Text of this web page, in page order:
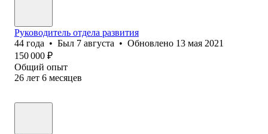
Руководитель отдела развития
44 года • Был 7 августа • Обновлено 13 мая 2021
150 000 ₽
Общий опыт
26 лет 6 месяцев